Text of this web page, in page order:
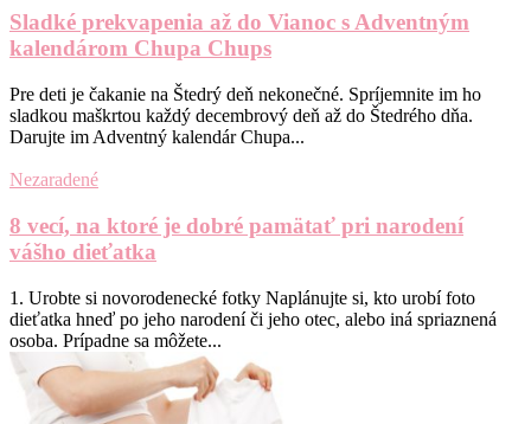
Sladké prekvapenia až do Vianoc s Adventným
kalendárom Chupa Chups
Pre deti je čakanie na Štedrý deň nekonečné. Spríjemnite im ho
sladkou maškrtou každý decembrový deň až do Štedrého dňa.
Darujte im Adventný kalendár Chupa...
Nezaradené
8 vecí, na ktoré je dobré pamätať pri narodení
vášho dieťatka
1. Urobte si novorodenecké fotky Naplánujte si, kto urobí foto
dieťatka hneď po jeho narodení či jeho otec, alebo iná spriaznená
osoba. Prípadne sa môžete...